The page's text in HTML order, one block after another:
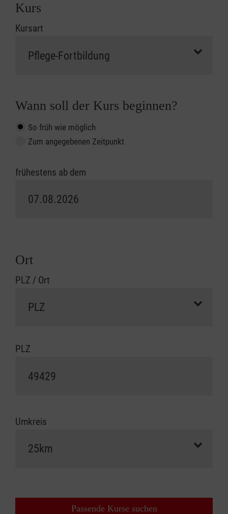
Kurs
Kursart
Wann soll der Kurs beginnen?
So früh wie möglich
Zum angegebenen Zeitpunkt
frühestens ab dem
Ort
PLZ / Ort
PLZ
Umkreis
Passende Kurse suchen